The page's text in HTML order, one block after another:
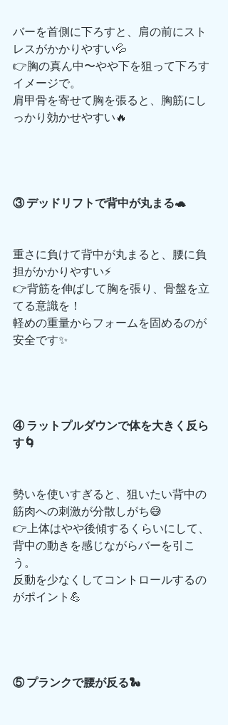
バーを首側に下ろすと、肩の前にスト
レスがかかりやすい💦
👉胸の真ん中〜やや下を狙って下ろす
イメージで。
肩甲骨を寄せて胸を張ると、胸筋にし
っかり効かせやすい🔥
③ デッドリフトで背中が丸まる🐢
重さに負けて背中が丸まると、腰に負
担がかかりやすい⚡
👉背筋を伸ばして胸を張り、骨盤を立
てる意識を！
軽めの重量からフォームを固めるのが
安全です✨
④ ラットプルダウンで体を大きく反ら
す🌀
勢いを使いすぎると、狙いたい背中の
筋肉への刺激が分散しがち😅
👉上体はやや後傾するくらいにして、
背中の動きを感じながらバーを引こ
う。
反動を少なくしてコントロールするの
がポイント💪
⑤ プランクで腰が反る🐍